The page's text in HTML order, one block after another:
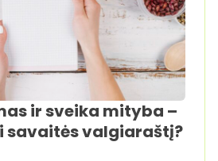
ir sveika mityba –
savaitės valgiaraštį?